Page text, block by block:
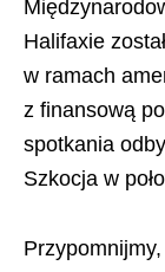
Halifaxie
w ramach
z finansową
spotkania
Szkocja w